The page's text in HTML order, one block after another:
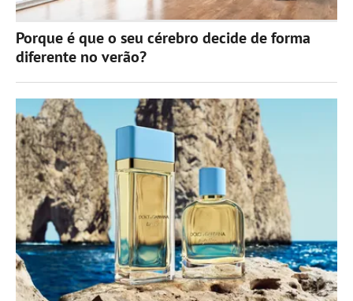
Porque é que o seu cérebro decide de forma
diferente no verão?